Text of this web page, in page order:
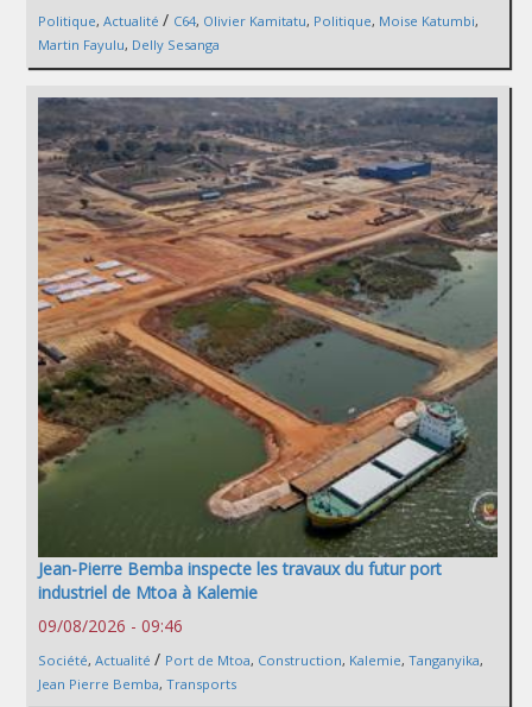
Politique, Actualité / C64, Olivier Kamitatu, Politique, Moise Katumbi,
Martin Fayulu, Delly Sesanga
Jean-Pierre Bemba inspecte les travaux du futur port
industriel de Mtoa à Kalemie
09/08/2026 - 09:46
Société, Actualité / Port de Mtoa, Construction, Kalemie, Tanganyika,
Jean Pierre Bemba, Transports